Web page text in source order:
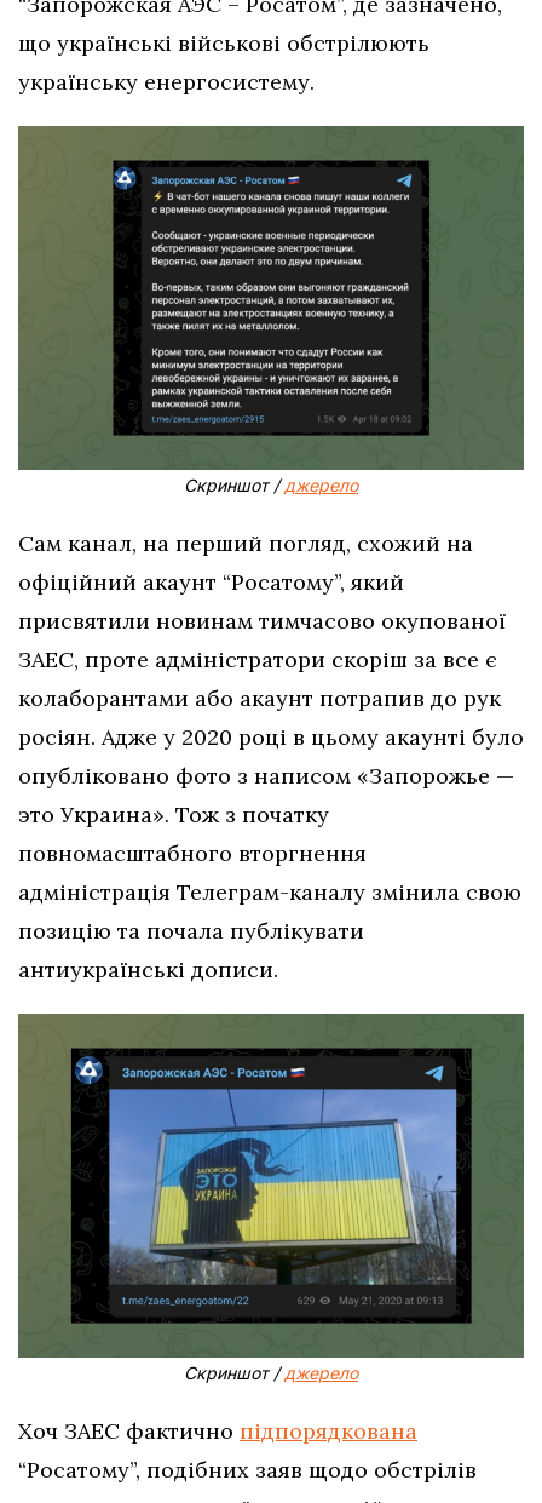
що українські військові обстрілюють
українську енергосистему.
Скриншот /джерело
Сам канал, на перший погляд, схожий на
офіційний акаунт “Росатому”, який
присвятили новинам тимчасово окупованої
ЗАЕС, проте адміністратори скоріш за все є
колаборантами або акаунт потрапив до рук
росіян. Адже у 2020 році в цьому акаунті було
опубліковано фото з написом «Запорожье —
это Украина». Тож з початку
повномасштабного вторгнення
адміністрація Телеграм-каналу змінила свою
позицію та почала публікувати
антиукраїнські дописи.
Скриншот /джерело
Хоч ЗАЕС фактично підпорядкована
“Росатому”, подібних заяв щодо обстрілів